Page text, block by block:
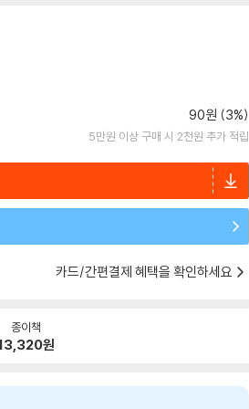
90원 (3%)
5만원 이상 구매 시 2천원 추가 적립
카드/간편결제 혜택을 확인하세요
종이책
원